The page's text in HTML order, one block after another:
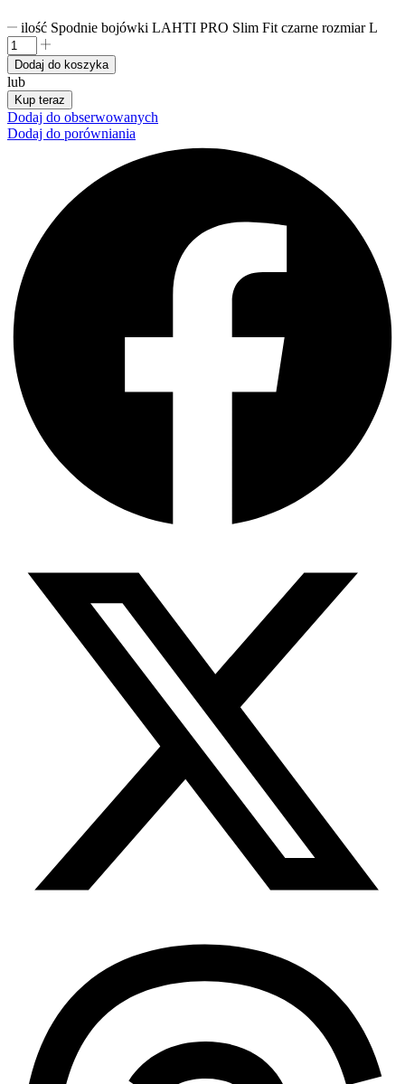
ilość Spodnie bojówki LAHTI PRO Slim Fit czarne rozmiar L
Dodaj do koszyka
lub
Kup teraz
Dodaj do obserwowanych
Dodaj do porówniania